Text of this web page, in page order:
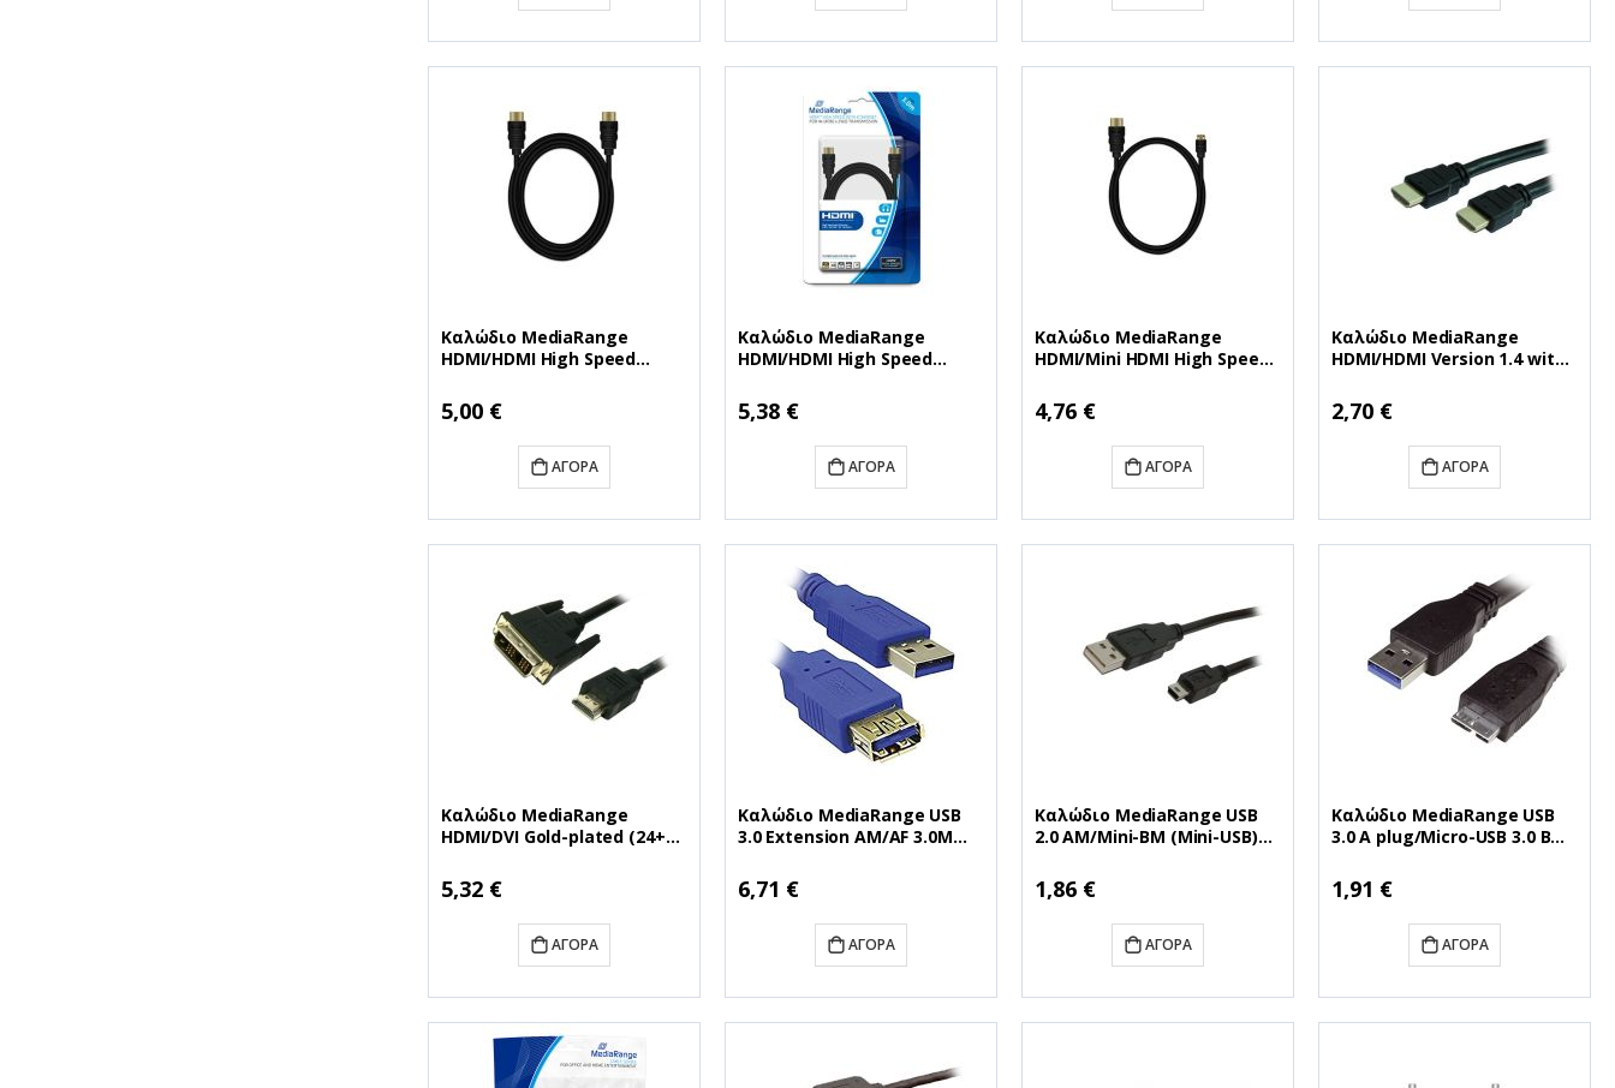
Καλώδιο MediaRange
HDMI/HDMI High Speed
3.0M Black (MRCS155)
5,00 €
ΑΓΟΡΆ
Καλώδιο MediaRange
HDMI/HDMI High Speed
3.0M Black (MRCS157)
5,38 €
ΑΓΟΡΆ
Καλώδιο MediaRange
HDMI/Mini HDMI High Speed
1.5M Black (MRCS165)
4,76 €
ΑΓΟΡΆ
Καλώδιο MediaRange
HDMI/HDMI Version 1.4 with
Black (MRCS139)
2,70 €
ΑΓΟΡΆ
Καλώδιο MediaRange
HDMI/DVI Gold-plated (24+1
5,32 €
ΑΓΟΡΆ
Καλώδιο MediaRange USB
3.0 Extension AM/AF 3.0M
6,71 €
ΑΓΟΡΆ
Καλώδιο MediaRange USB
2.0 AM/Mini-BM (Mini-USB)
1,86 €
ΑΓΟΡΆ
Καλώδιο MediaRange USB
3.0 A plug/Micro-USB 3.0 B
1,91 €
ΑΓΟΡΆ